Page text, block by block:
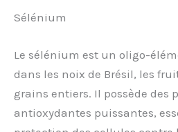
Sélénium
Le sélénium est un oligo-
dans les noix de Brésil, les
grains entiers. Il possède des
antioxydantes puissantes,